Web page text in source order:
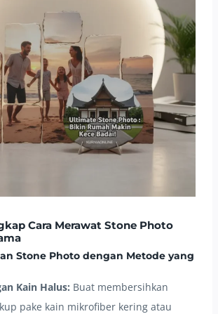
Cara Merawat Stone Photo
Stone Photo dengan Metode yang
Kain Halus: Buat membersihkan
pake kain mikrofiber kering atau